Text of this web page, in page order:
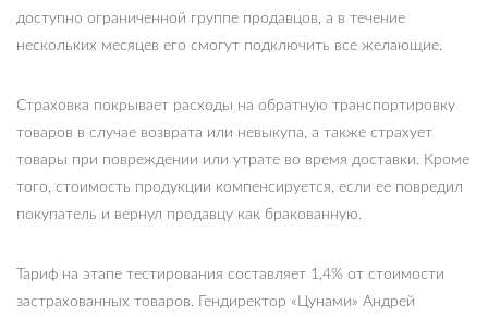
доступно ограниченной группе продавцов, а в течение
нескольких месяцев его смогут подключить все желающие.
Страховка покрывает расходы на обратную транспортировку
товаров в случае возврата или невыкупа, а также страхует
товары при повреждении или утрате во время доставки. Кроме
того, стоимость продукции компенсируется, если ее повредил
покупатель и вернул продавцу как бракованную.
Тариф на этапе тестирования составляет 1,4% от стоимости
застрахованных товаров. Гендиректор «Цунами» Андрей